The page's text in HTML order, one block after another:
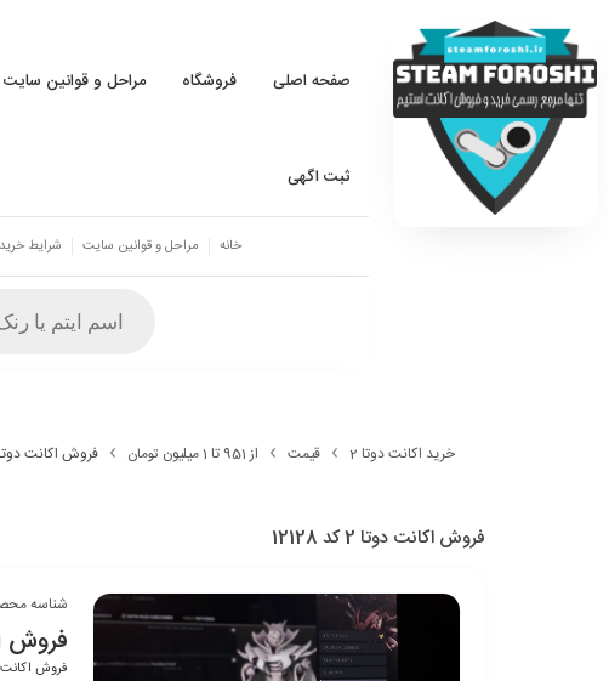
صفحه اصلی فروشگاه مراحل و قوانین سایت
ثبت اگهی
خانه مراحل و قوانین سایت شرایط
خرید اکانت دوتا 2 قیمت از 951 تا 1 میلیون تومان فروش اکانت دوتا 2 کد
فروش اکانت دوتا 2 کد 12128
شناسه
فروش
فروش اکانت